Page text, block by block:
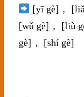
[yī gè]，
[wǔ gè]， [liù
gè]， [shí gè]